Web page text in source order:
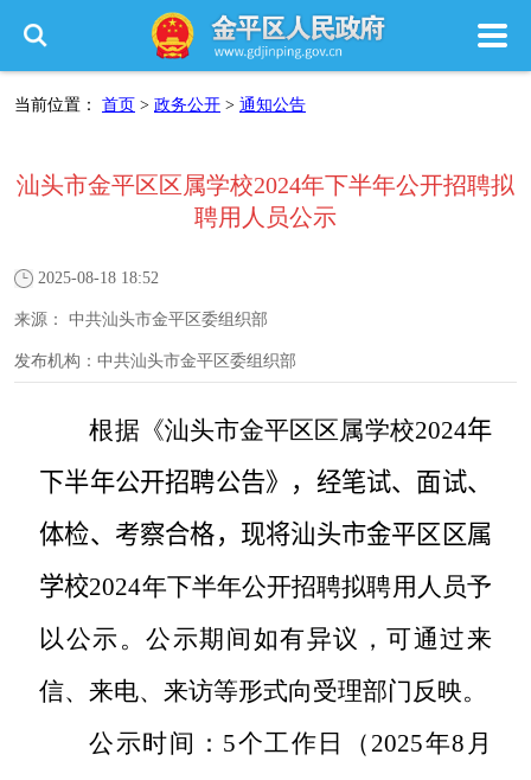
当前位置： 首页 > 政务公开 > 通知公告
汕头市金平区区属学校2024年下半年公开招聘拟
聘用人员公示
2025-08-18 18:52
来源： 中共汕头市金平区委组织部
发布机构： 中共汕头市金平区委组织部
根据《汕头市金平区区属学校2024年
下半年公开招聘公告》，经笔试、面试、
体检、考察合格，现将汕头市金平区区属
学校2024年下半年公开招聘拟聘用人员予
以公示。公示期间如有异议，可通过来
信、来电、来访等形式向受理部门反映。
公示时间： 5个工作日（ 2025年8 月